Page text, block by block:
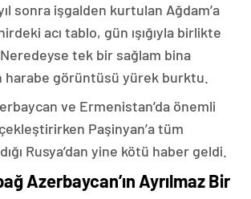
sonra işgalden kurtulan Ağdam’a
acı tablo, gün ışığıyla birlikte
Neredeyse tek bir sağlam bina
harabe görüntüsü yürek burktu.
ve Ermenistan’da önemli
Paşinyan’a tüm
Rusya’dan yine kötü haber geldi.
Azerbaycan’ın Ayrılmaz Bir